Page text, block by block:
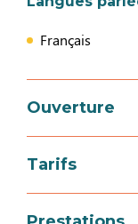
Français
Ouverture
Tarifs